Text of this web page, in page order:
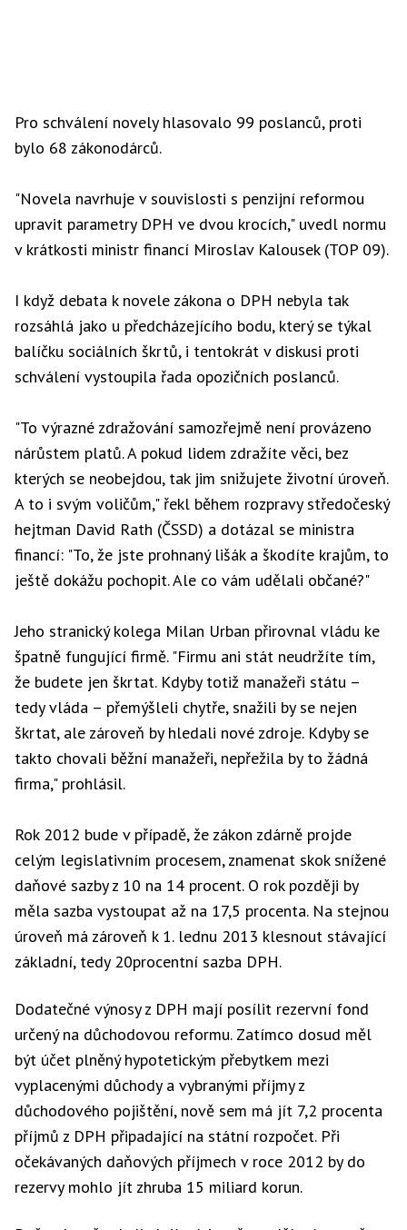
Pro schválení novely hlasovalo 99 poslanců, proti
bylo 68 zákonodárců.
"Novela navrhuje v souvislosti s penzijní reformou
upravit parametry DPH ve dvou krocích," uvedl normu
v krátkosti ministr financí Miroslav Kalousek (TOP 09).
I když debata k novele zákona o DPH nebyla tak
rozsáhlá jako u předcházejícího bodu, který se týkal
balíčku sociálních škrtů, i tentokrát v diskusi proti
schválení vystoupila řada opozičních poslanců.
"To výrazné zdražování samozřejmě není provázeno
nárůstem platů. A pokud lidem zdražíte věci, bez
kterých se neobejdou, tak jim snižujete životní úroveň.
A to i svým voličům," řekl během rozpravy středočeský
hejtman David Rath (ČSSD) a dotázal se ministra
financí: "To, že jste prohnaný lišák a škodíte krajům, to
ještě dokážu pochopit. Ale co vám udělali občané?"
Jeho stranický kolega Milan Urban přirovnal vládu ke
špatně fungující firmě. "Firmu ani stát neudržíte tím,
že budete jen škrtat. Kdyby totiž manažeři státu –
tedy vláda – přemýšleli chytře, snažili by se nejen
škrtat, ale zároveň by hledali nové zdroje. Kdyby se
takto chovali běžní manažeři, nepřežila by to žádná
firma," prohlásil.
Rok 2012 bude v případě, že zákon zdárně projde
celým legislativním procesem, znamenat skok snížené
daňové sazby z 10 na 14 procent. O rok později by
měla sazba vystoupat až na 17,5 procenta. Na stejnou
úroveň má zároveň k 1. lednu 2013 klesnout stávající
základní, tedy 20procentní sazba DPH.
Dodatečné výnosy z DPH mají posílit rezervní fond
určený na důchodovou reformu. Zatímco dosud měl
být účet plněný hypotetickým přebytkem mezi
vyplacenými důchody a vybranými příjmy z
důchodového pojištění, nově sem má jít 7,2 procenta
příjmů z DPH připadající na státní rozpočet. Při
očekávaných daňových příjmech v roce 2012 by do
rezervy mohlo jít zhruba 15 miliard korun.